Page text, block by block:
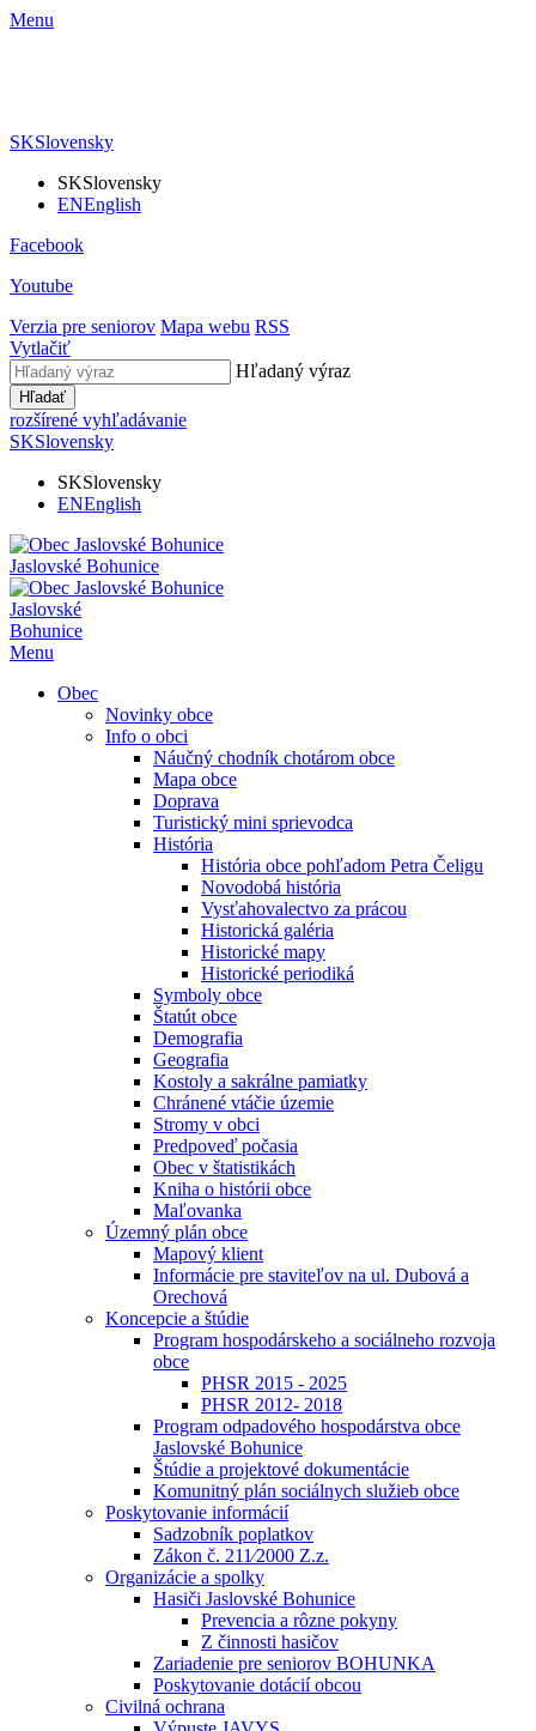
Menu
SKSlovensky
SKSlovensky
ENEnglish
Facebook
Youtube
Verzia pre seniorov Mapa webu RSS
Vytlačiť
Hľadaný výraz
Hľadať
rozšírené vyhľadávanie
SKSlovensky
SKSlovensky
ENEnglish
Jaslovské Bohunice
Jaslovské
Bohunice
Menu
Obec
Novinky obce
Info o obci
Náučný chodník chotárom obce
Mapa obce
Doprava
Turistický mini sprievodca
História
História obce pohľadom Petra Čeligu
Novodobá história
Vysťahovalectvo za prácou
Historická galéria
Historické mapy
Historické periodiká
Symboly obce
Štatút obce
Demografia
Geografia
Kostoly a sakrálne pamiatky
Chránené vtáčie územie
Stromy v obci
Predpoveď počasia
Obec v štatistikách
Kniha o histórii obce
Maľovanka
Územný plán obce
Mapový klient
Informácie pre staviteľov na ul. Dubová a
Orechová
Koncepcie a štúdie
Program hospodárskeho a sociálneho rozvoja
obce
PHSR 2015 - 2025
PHSR 2012- 2018
Program odpadového hospodárstva obce
Jaslovské Bohunice
Štúdie a projektové dokumentácie
Komunitný plán sociálnych služieb obce
Poskytovanie informácií
Sadzobník poplatkov
Zákon č. 211⁄2000 Z.z.
Organizácie a spolky
Hasiči Jaslovské Bohunice
Prevencia a rôzne pokyny
Z činnosti hasičov
Zariadenie pre seniorov BOHUNKA
Poskytovanie dotácií obcou
Civilná ochrana